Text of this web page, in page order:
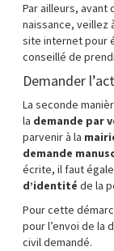
Par ailleurs, avant
naissance, veillez
site internet pour
conseillé de
Demander
La seconde
la demande par
parvenir à la
demande
écrite, il faut
d’identité de la
Pour cette
pour l’envoi de la
civil demandé.